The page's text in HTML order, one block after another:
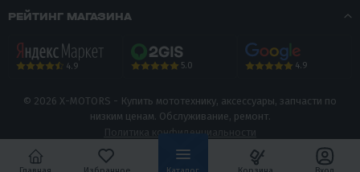
РЕЙТИНГ МАГАЗИНА
4.9 5.0 4.9
© 2026 X-MOTORS - Купить мототехнику, аксессуары, запчасти по
низким ценам. Обслуживание, ремонт.
Политика конфиденциальности